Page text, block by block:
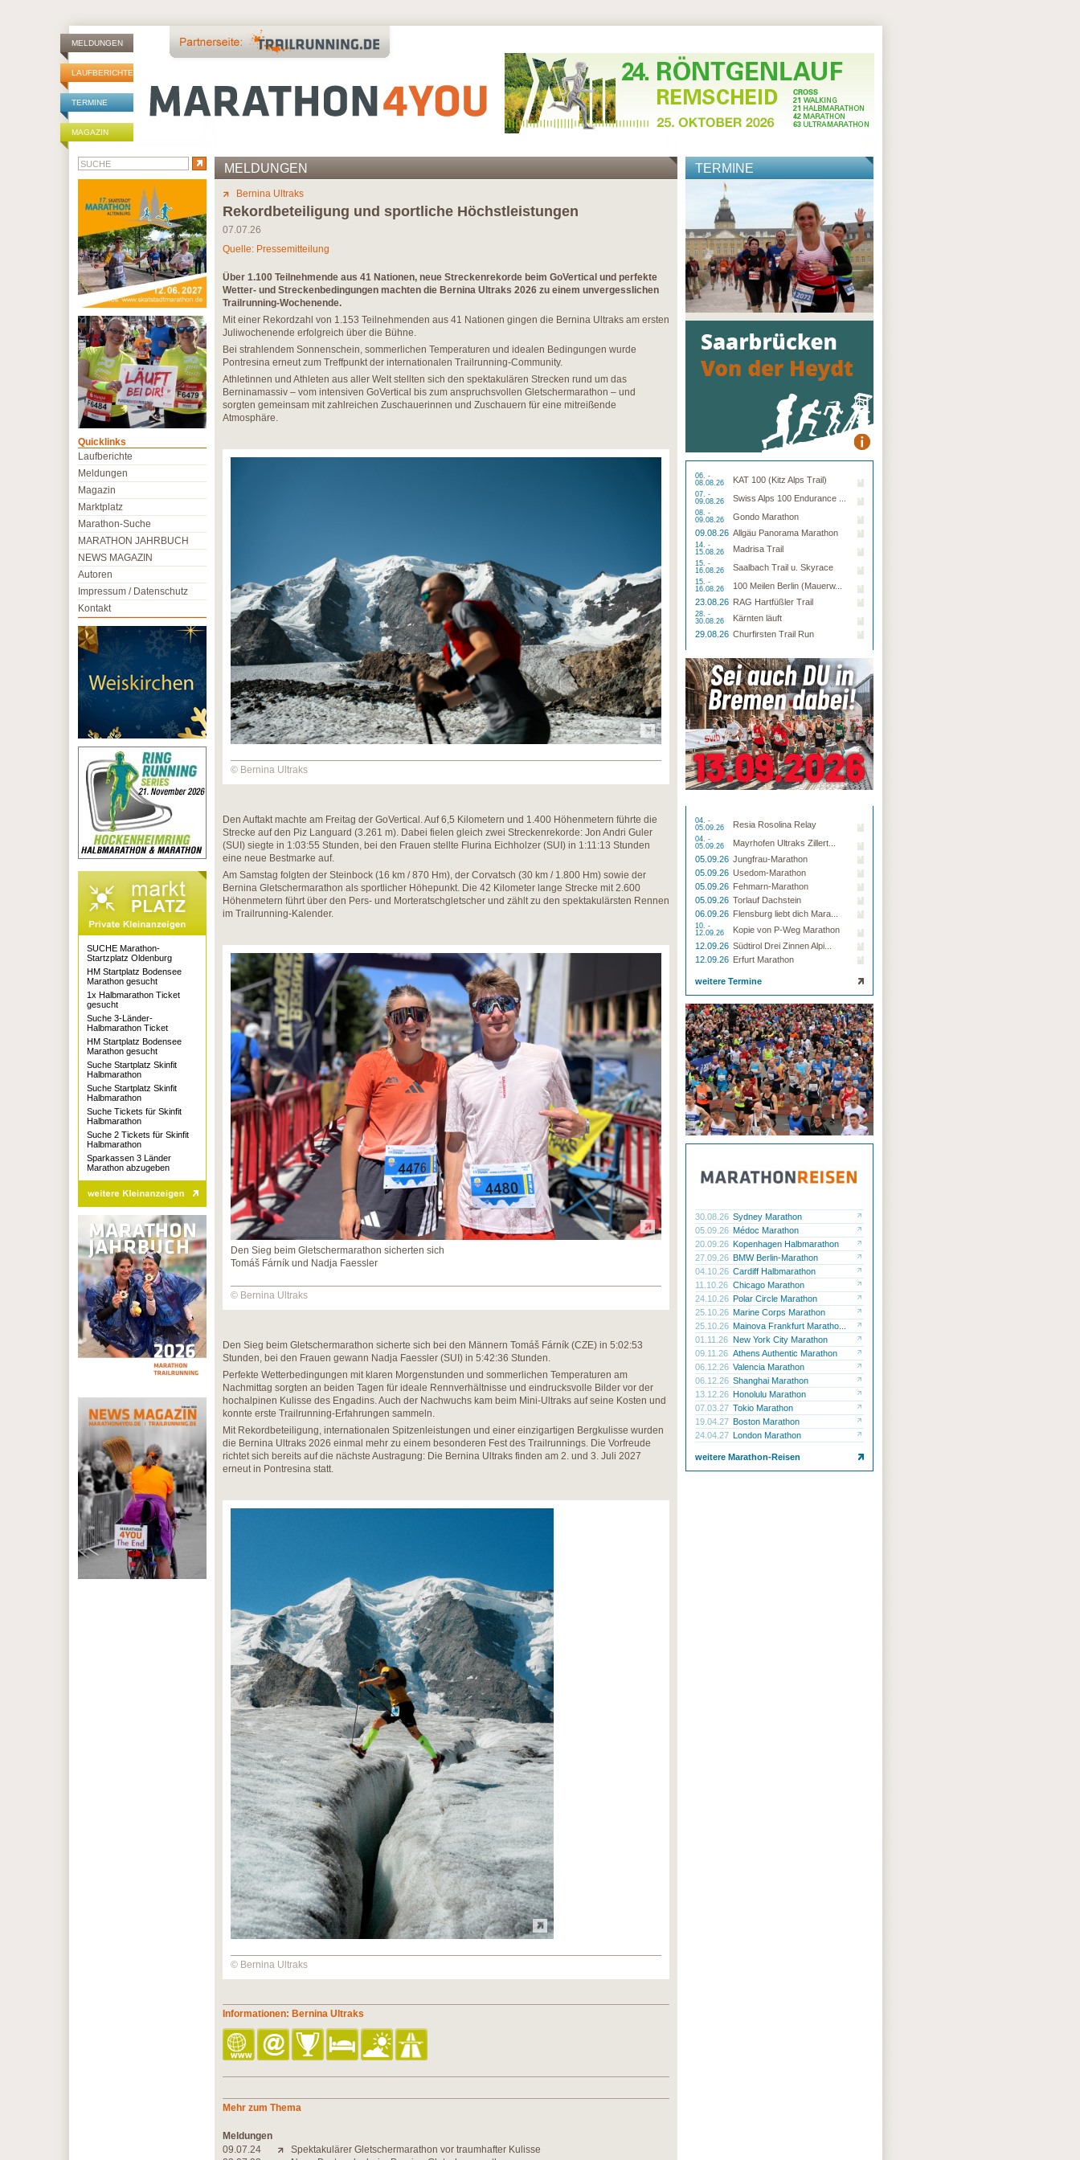
MELDUNGEN
LAUFBERICHTE
TERMINE
MAGAZIN
MELDUNGEN
Bernina Ultraks
Rekordbeteiligung und sportliche Höchstleistungen
07.07.26
Quelle: Pressemitteilung
Über 1.100 Teilnehmende aus 41 Nationen, neue Streckenrekorde beim GoVertical und perfekte
Wetter- und Streckenbedingungen machten die Bernina Ultraks 2026 zu einem unvergesslichen
Trailrunning-Wochenende.
Mit einer Rekordzahl von 1.153 Teilnehmenden aus 41 Nationen gingen die Bernina Ultraks am ersten
Juliwochenende erfolgreich über die Bühne.
Bei strahlendem Sonnenschein, sommerlichen Temperaturen und idealen Bedingungen wurde
Pontresina erneut zum Treffpunkt der internationalen Trailrunning-Community.
Athletinnen und Athleten aus aller Welt stellten sich den spektakulären Strecken rund um das
Berninamassiv – vom intensiven GoVertical bis zum anspruchsvollen Gletschermarathon – und
sorgten gemeinsam mit zahlreichen Zuschauerinnen und Zuschauern für eine mitreißende
Atmosphäre.
© Bernina Ultraks
Den Auftakt machte am Freitag der GoVertical. Auf 6,5 Kilometern und 1.400 Höhenmetern führte die
Strecke auf den Piz Languard (3.261 m). Dabei fielen gleich zwei Streckenrekorde: Jon Andri Guler
(SUI) siegte in 1:03:55 Stunden, bei den Frauen stellte Flurina Eichholzer (SUI) in 1:11:13 Stunden
eine neue Bestmarke auf.
Am Samstag folgten der Steinbock (16 km / 870 Hm), der Corvatsch (30 km / 1.800 Hm) sowie der
Bernina Gletschermarathon als sportlicher Höhepunkt. Die 42 Kilometer lange Strecke mit 2.600
Höhenmetern führt über den Pers- und Morteratschgletscher und zählt zu den spektakulärsten Rennen
im Trailrunning-Kalender.
Den Sieg beim Gletschermarathon sicherten sich
Tomáš Fárník und Nadja Faessler
© Bernina Ultraks
Den Sieg beim Gletschermarathon sicherte sich bei den Männern Tomáš Fárník (CZE) in 5:02:53
Stunden, bei den Frauen gewann Nadja Faessler (SUI) in 5:42:36 Stunden.
Perfekte Wetterbedingungen mit klaren Morgenstunden und sommerlichen Temperaturen am
Nachmittag sorgten an beiden Tagen für ideale Rennverhältnisse und eindrucksvolle Bilder vor der
hochalpinen Kulisse des Engadins. Auch der Nachwuchs kam beim Mini-Ultraks auf seine Kosten und
konnte erste Trailrunning-Erfahrungen sammeln.
Mit Rekordbeteiligung, internationalen Spitzenleistungen und einer einzigartigen Bergkulisse wurden
die Bernina Ultraks 2026 einmal mehr zu einem besonderen Fest des Trailrunnings. Die Vorfreude
richtet sich bereits auf die nächste Austragung: Die Bernina Ultraks finden am 2. und 3. Juli 2027
erneut in Pontresina statt.
© Bernina Ultraks
Informationen: Bernina Ultraks
Mehr zum Thema
Meldungen
09.07.24
Spektakulärer Gletschermarathon vor traumhafter Kulisse
TERMINE
06. -
08.08.26
KAT 100 (Kitz Alps Trail)
07. -
09.08.26
Swiss Alps 100 Endurance ...
08. -
09.08.26
Gondo Marathon
09.08.26 Allgäu Panorama Marathon
14. -
15.08.26
Madrisa Trail
15. -
16.08.26
Saalbach Trail u. Skyrace
15. -
16.08.26
100 Meilen Berlin (Mauerw...
23.08.26 RAG Hartfüßler Trail
28. -
30.08.26
Kärnten läuft
29.08.26 Churfirsten Trail Run
04. -
05.09.26
Resia Rosolina Relay
04. -
05.09.26
Mayrhofen Ultraks Zillert...
05.09.26 Jungfrau-Marathon
05.09.26 Usedom-Marathon
05.09.26 Fehmarn-Marathon
05.09.26 Torlauf Dachstein
06.09.26 Flensburg liebt dich Mara...
10. -
12.09.26
Kopie von P-Weg Marathon
12.09.26 Südtirol Drei Zinnen Alpi...
12.09.26 Erfurt Marathon
weitere Termine
30.08.26 Sydney Marathon
05.09.26 Médoc Marathon
20.09.26 Kopenhagen Halbmarathon
27.09.26 BMW Berlin-Marathon
04.10.26 Cardiff Halbmarathon
11.10.26 Chicago Marathon
24.10.26 Polar Circle Marathon
25.10.26 Marine Corps Marathon
25.10.26 Mainova Frankfurt Maratho...
01.11.26 New York City Marathon
09.11.26 Athens Authentic Marathon
06.12.26 Valencia Marathon
06.12.26 Shanghai Marathon
13.12.26 Honolulu Marathon
07.03.27 Tokio Marathon
19.04.27 Boston Marathon
24.04.27 London Marathon
weitere Marathon-Reisen
Quicklinks
Laufberichte
Meldungen
Magazin
Marktplatz
Marathon-Suche
MARATHON JAHRBUCH
NEWS MAGAZIN
Autoren
Impressum / Datenschutz
Kontakt
SUCHE Marathon-
Startzplatz Oldenburg
HM Startplatz Bodensee
Marathon gesucht
1x Halbmarathon Ticket
gesucht
Suche 3-Länder-
Halbmarathon Ticket
HM Startplatz Bodensee
Marathon gesucht
Suche Startplatz Skinfit
Halbmarathon
Suche Startplatz Skinfit
Halbmarathon
Suche Tickets für Skinfit
Halbmarathon
Suche 2 Tickets für Skinfit
Halbmarathon
Sparkassen 3 Länder
Marathon abzugeben